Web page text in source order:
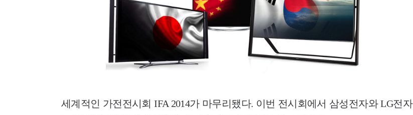
세계적인 가전전시회 IFA 2014가 마무리됐다. 이번 전시회에서 삼성전자와 LG전자